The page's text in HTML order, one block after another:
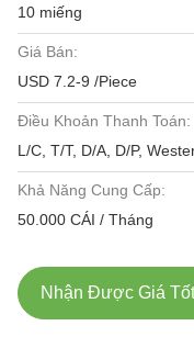
10 miếng
Giá Bán:
USD 7.2-9 /Piece
Điều Khoản Thanh Toán:
L/C, T/T, D/A, D/P,
Khả Năng Cung Cấp:
50.000 CÁI / Tháng
Nhận Được Giá Tốt